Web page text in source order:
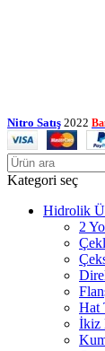
Nitro Satış 2022
Kategori seç
Hidrolik
2
Hat
İkiz